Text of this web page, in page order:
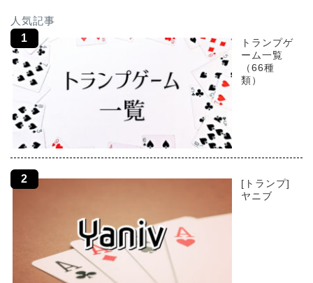
人気記事
トランプゲ
ーム一覧
（66種
類）
[トランプ]
ヤニブ